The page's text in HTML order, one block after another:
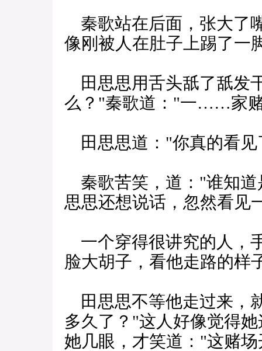
秦歌站在后面，张大了
像刚被人在肚子上踢了一
田思思用舌头舐了舐发
么？"秦歌道："一……家
田思思道："你真的看见
秦歌苦笑，道："谁知
思思还想说话，忽然看见
一个穿得很讲究的人，
脸大胡子，看他走路的样
田思思不等他走过来，
多久了？"这人好像觉得
她几眼，才笑道："这赌